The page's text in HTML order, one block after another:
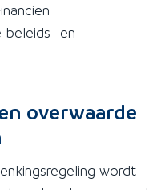
beleids- en
overwaarde
wordt